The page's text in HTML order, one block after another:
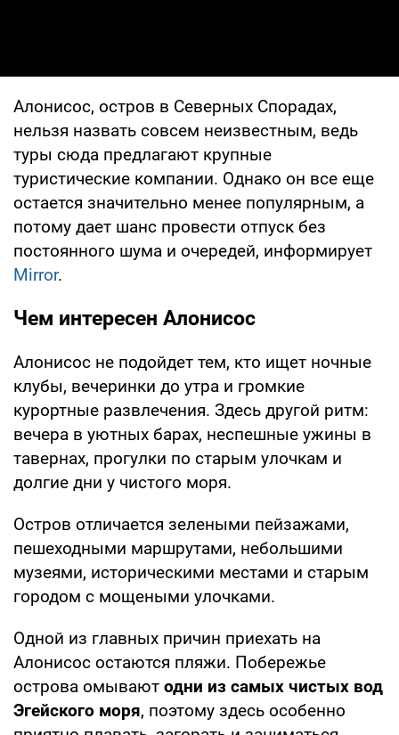
Алонисос, остров в Северных Спорадах,
нельзя назвать совсем неизвестным, ведь
туры сюда предлагают крупные
туристические компании. Однако он все еще
остается значительно менее популярным, а
потому дает шанс провести отпуск без
постоянного шума и очередей, информирует
Mirror.
Чем интересен Алонисос
Алонисос не подойдет тем, кто ищет ночные
клубы, вечеринки до утра и громкие
курортные развлечения. Здесь другой ритм:
вечера в уютных барах, неспешные ужины в
тавернах, прогулки по старым улочкам и
долгие дни у чистого моря.
Остров отличается зелеными пейзажами,
пешеходными маршрутами, небольшими
музеями, историческими местами и старым
городом с мощеными улочками.
Одной из главных причин приехать на
Алонисос остаются пляжи. Побережье
острова омывают одни из самых чистых вод
Эгейского моря, поэтому здесь особенно